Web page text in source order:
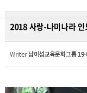
2018 사랑-나미나라
Writer남이섬교육문화그룹